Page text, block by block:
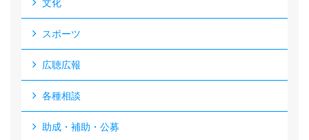
文化
スポーツ
広聴広報
各種相談
助成・補助・公募